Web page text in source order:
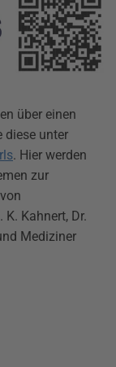
über einen
diese unter
. Hier werden
zur
Kahnert, Dr.
Mediziner